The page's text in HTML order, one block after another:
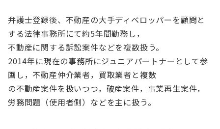
弁護士登録後、不動産の大手ディベロッパーを顧問と
する法律事務所にて約5年間勤務し，
不動産に関する訴訟案件などを複数扱う。
2014年に現在の事務所にジュニアパートナーとして参
画し，不動産仲介業者，買取業者と複数
の不動産案件を扱いつつ，破産案件，事業再生案件，
労務問題（使用者側）などを主に扱う。